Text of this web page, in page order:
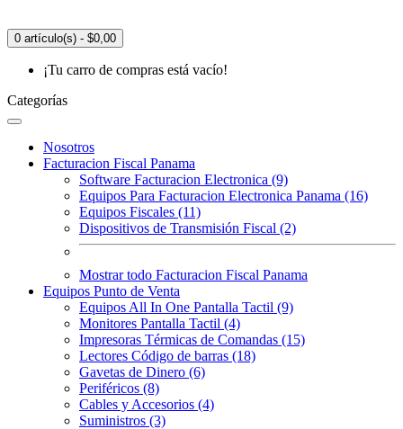
0 artículo(s) - $0,00
¡Tu carro de compras está vacío!
Categorías
Nosotros
Facturacion Fiscal Panama
Software Facturacion Electronica (9)
Equipos Para Facturacion Electronica Panama (16)
Equipos Fiscales (11)
Dispositivos de Transmisión Fiscal (2)
Mostrar todo Facturacion Fiscal Panama
Equipos Punto de Venta
Equipos All In One Pantalla Tactil (9)
Monitores Pantalla Tactil (4)
Impresoras Térmicas de Comandas (15)
Lectores Código de barras (18)
Gavetas de Dinero (6)
Periféricos (8)
Cables y Accesorios (4)
Suministros (3)